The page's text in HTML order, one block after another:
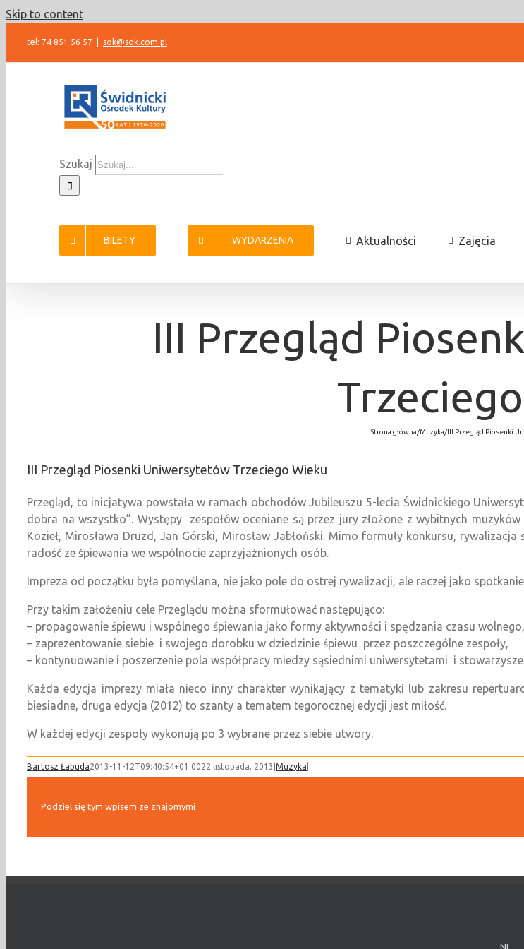
Skip to content
tel: 74 851 56 57 sok@sok.com.pl
Szukaj
BILETY WYDARZENIA Aktualności Zajęcia
III Przegląd
Strona główna/Muzyka/III Przegląd Piosenki
III Przegląd Piosenki Uniwersytetów Trzeciego Wieku
Przegląd, to inicjatywa powstała w ramach obchodów Jubileuszu 5-lecia Świdnickiego
dobra na wszystko”. Występy zespołów oceniane są przez jury złożone z wybitnych
Kozieł, Mirosława Druzd, Jan Górski, Mirosław Jabłoński. Mimo formuły konkursu,
radość ze śpiewania we wspólnocie zaprzyjaźnionych osób.
Impreza od początku była pomyślana, nie jako pole do ostrej rywalizacji, ale raczej jako
Przy takim założeniu cele Przeglądu można sformułować następująco:
– propagowanie śpiewu i wspólnego śpiewania jako formy aktywności i spędzania czasu wolnego,
– zaprezentowanie siebie i swojego dorobku w dziedzinie śpiewu przez poszczególne zespoły,
– kontynuowanie i poszerzenie pola współpracy miedzy sąsiednimi uniwersytetami i
Każda edycja imprezy miała nieco inny charakter wynikający z tematyki lub zakresu
biesiadne, druga edycja (2012) to szanty a tematem tegorocznej edycji jest miłość.
W każdej edycji zespoły wykonują po 3 wybrane przez siebie utwory.
Bartosz Łabuda2013-11-12T09:40:54+01:0022 listopada, 2013 Muzyka
Podziel się tym wpisem ze znajomymi
NL